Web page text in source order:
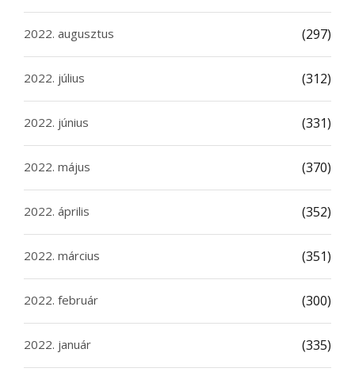
2022. augusztus (297)
2022. július (312)
2022. június (331)
2022. május (370)
2022. április (352)
2022. március (351)
2022. február (300)
2022. január (335)